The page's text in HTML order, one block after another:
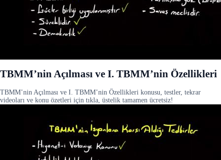
TBMM’nin Açılması ve I. TBMM’nin Özellikleri
TBMM’nin Açılması ve I. TBMM’nin Özellikleri konusu, testler, tekrar
videoları ve konu özetleri için tıkla, üstelik tamamen ücretsiz!